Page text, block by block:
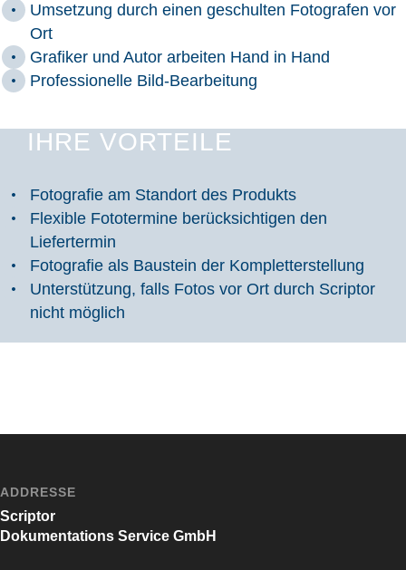
Umsetzung durch einen geschulten Fotografen vor
Ort
Grafiker und Autor arbeiten Hand in Hand
Professionelle Bild-Bearbeitung
IHRE VORTEILE
Fotografie am Standort des Produkts
Flexible Fototermine berücksichtigen den
Liefertermin
Fotografie als Baustein der Kompletterstellung
Unterstützung, falls Fotos vor Ort durch Scriptor
nicht möglich
ADDRESSE
Scriptor
Dokumentations Service GmbH